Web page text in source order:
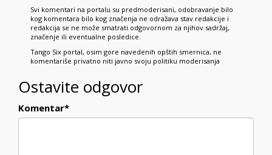
Svi komentari na portalu su predmoderisani, odobravanje bilo
kog komentara bilo kog značenja ne odražava stav redakcije i
redakcija se ne može smatrati odgovornom za njihov sadržaj,
značenje ili eventualne posledice.
Tango Six portal, osim gore navedenih opštih smernica, ne
komentariše privatno niti javno svoju politiku moderisanja
Ostavite odgovor
Komentar*